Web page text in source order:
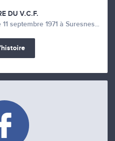
DU V.C.F.
septembre 1971 à Suresnes...